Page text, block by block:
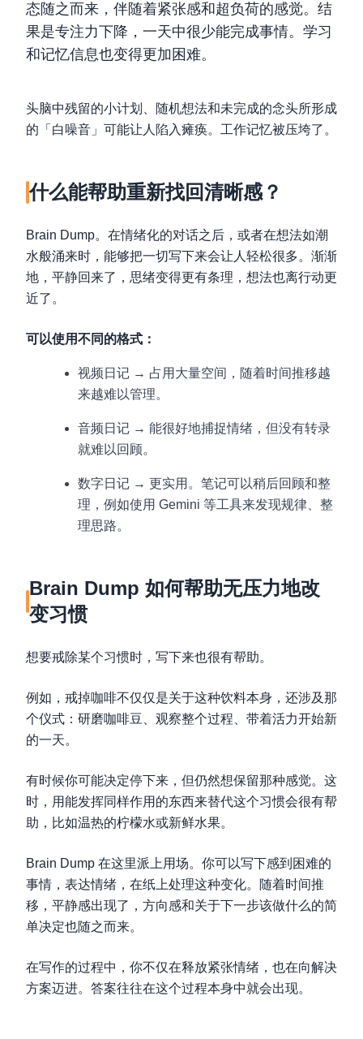
态随之而来，伴随着紧张感和超负荷的感觉。结
果是专注力下降，一天中很少能完成事情。学习
和记忆信息也变得更加困难。
头脑中残留的小计划、随机想法和未完成的念头所形成
的「白噪音」可能让人陷入瘫痪。工作记忆被压垮了。
什么能帮助重新找回清晰感？
Brain Dump。在情绪化的对话之后，或者在想法如潮
水般涌来时，能够把一切写下来会让人轻松很多。渐渐
地，平静回来了，思绪变得更有条理，想法也离行动更
近了。
可以使用不同的格式：
视频日记 → 占用大量空间，随着时间推移越
来越难以管理。
音频日记 → 能很好地捕捉情绪，但没有转录
就难以回顾。
数字日记 → 更实用。笔记可以稍后回顾和整
理，例如使用 Gemini 等工具来发现规律、整
理思路。
Brain Dump 如何帮助无压力地改
变习惯
想要戒除某个习惯时，写下来也很有帮助。
例如，戒掉咖啡不仅仅是关于这种饮料本身，还涉及那
个仪式：研磨咖啡豆、观察整个过程、带着活力开始新
的一天。
有时候你可能决定停下来，但仍然想保留那种感觉。这
时，用能发挥同样作用的东西来替代这个习惯会很有帮
助，比如温热的柠檬水或新鲜水果。
Brain Dump 在这里派上用场。你可以写下感到困难的
事情，表达情绪，在纸上处理这种变化。随着时间推
移，平静感出现了，方向感和关于下一步该做什么的简
单决定也随之而来。
在写作的过程中，你不仅在释放紧张情绪，也在向解决
方案迈进。答案往往在这个过程本身中就会出现。